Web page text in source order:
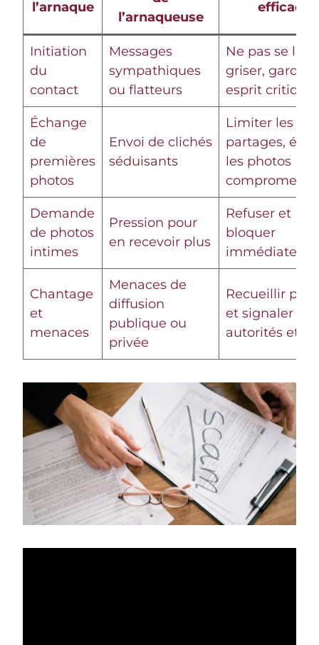
l’arnaque
l’arnaqueuse
efficace
Initiation
du
contact
Messages
sympathiques
ou flatteurs
Ne pas se
griser, garder
esprit critique
Échange
de
premières
photos
Envoi de clichés
séduisants
Limiter les
partages,
les photos
Demande
de photos
intimes
Pression pour
en recevoir plus
Refuser et
bloquer
Chantage
et
menaces
Menaces de
diffusion
publique ou
privée
Recueillir
et signaler
autorités et